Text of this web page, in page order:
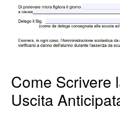
Come Scrivere
Uscita